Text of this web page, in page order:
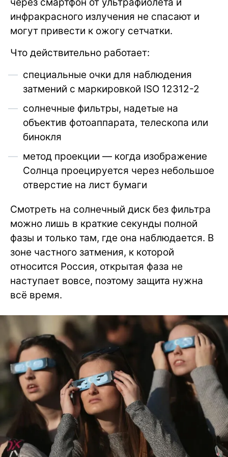
инфракрасного излучения не спасают и
могут привести к ожогу сетчатки.
Что действительно работает:
специальные очки для наблюдения
затмений с маркировкой ISO 12312-2
солнечные фильтры, надетые на
объектив фотоаппарата, телескопа или
бинокля
метод проекции — когда изображение
Солнца проецируется через небольшое
отверстие на лист бумаги
Смотреть на солнечный диск без фильтра
можно лишь в краткие секунды полной
фазы и только там, где она наблюдается. В
зоне частного затмения, к которой
относится Россия, открытая фаза не
наступает вовсе, поэтому защита нужна
всё время.